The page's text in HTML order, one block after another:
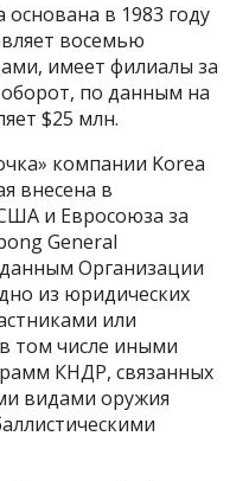
в 1983 году
восемью
имеет филиалы за
по данным на
$25 млн.
компании Korea
внесена в
и Евросоюза за
General
Организации
из юридических
или
том числе иными
КНДР, связанных
видами оружия